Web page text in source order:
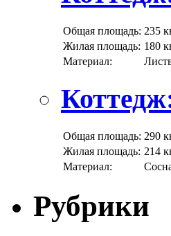
Общая площадь: 235
Жилая площадь: 180
Материал:
Общая площадь: 290
Жилая площадь: 214
Материал:
Рубрики